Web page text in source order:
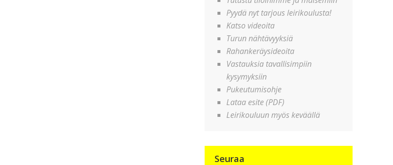
Pyydä nyt tarjous leirikoulusta!
Katso videoita
Turun nähtävyyksiä
Rahankeräysideoita
Vastauksia tavallisimpiin
kysymyksiin
Pukeutumisohje
Lataa esite (PDF)
Leirikouluun myös keväällä
Seuraa